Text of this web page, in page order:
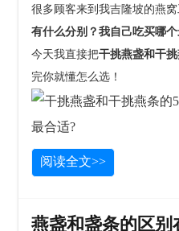
很多顾客来到我吉隆坡的燕
有什么分别？我自己吃买哪个
今天我直接把干挑燕盏和干
完你就懂怎么选！
阅读全文>>
燕盏和盏条的区别